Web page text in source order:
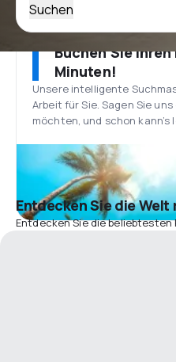
Suchen
Buchen Sie
Minuten!
Unsere intelligente
Arbeit für Sie. Sagen Sie
möchten, und schon kann’s
Entdecken Sie die Welt
Entdecken Sie die